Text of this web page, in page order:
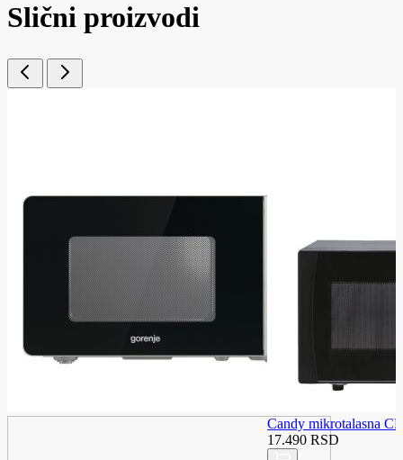
Slični proizvodi
Candy mikrotalasna
17.490 RSD